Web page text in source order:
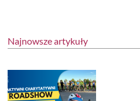
Najnowsze artykuły